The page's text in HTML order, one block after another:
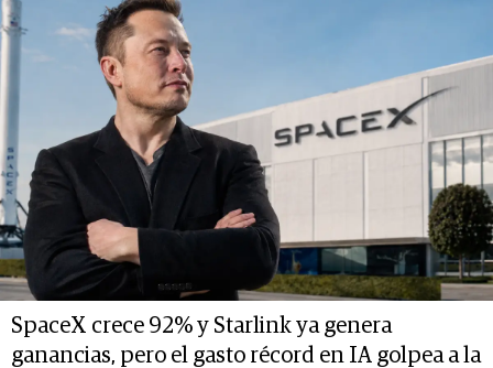
SpaceX crece 92% y Starlink ya genera
ganancias, pero el gasto récord en IA golpea a la